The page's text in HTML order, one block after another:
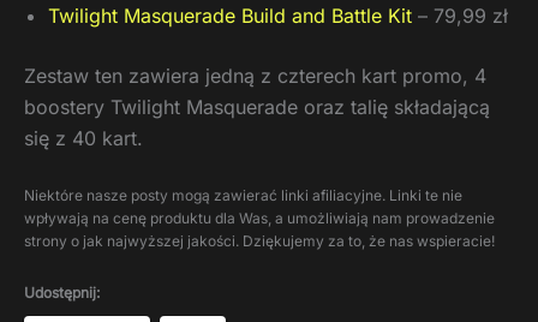
Twilight Masquerade Build and Battle Kit – 79,99 zł
Zestaw ten zawiera jedną z czterech kart promo, 4
boostery Twilight Masquerade oraz talię składającą
się z 40 kart.
Niektóre nasze posty mogą zawierać linki afiliacyjne. Linki te nie
wpływają na cenę produktu dla Was, a umożliwiają nam prowadzenie
strony o jak najwyższej jakości. Dziękujemy za to, że nas wspieracie!
Udostępnij: